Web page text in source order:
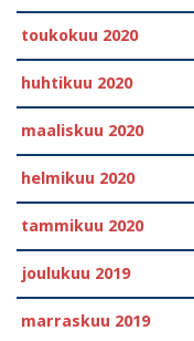
toukokuu 2020
huhtikuu 2020
maaliskuu 2020
helmikuu 2020
tammikuu 2020
joulukuu 2019
marraskuu 2019